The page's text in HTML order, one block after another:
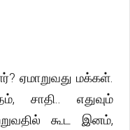
ஏமாறுவது மக்கள்.
சாதி.. எதுவும்
கூட இனம்,